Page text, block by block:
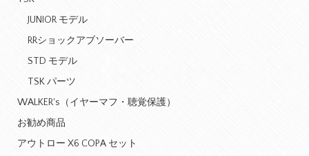
JUNIOR モデル
RRショックアブソーバー
STD モデル
TSK パーツ
WALKER's（イヤーマフ・聴覚保護）
お勧め商品
アウトロー X6 COPA セット